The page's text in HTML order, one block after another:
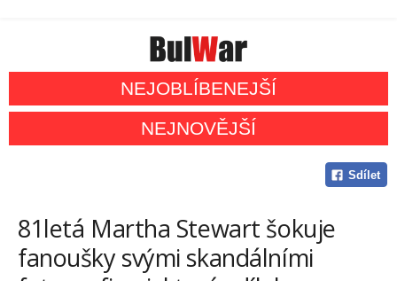
NEJOBLÍBENEJŠÍ
NEJNOVĚJŠÍ
Sdílet
81letá Martha Stewart šokuje
fanoušky svými skandálními